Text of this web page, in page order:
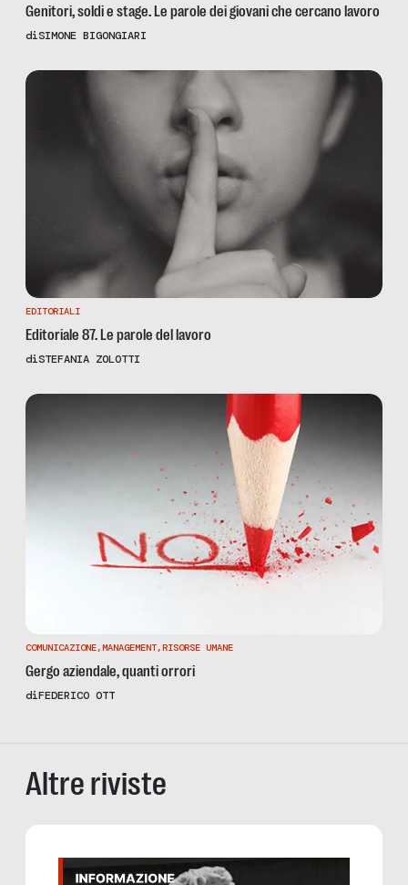
Genitori, soldi e stage. Le parole dei giovani che cercano lavoro
diSIMONE BIGONGIARI
EDITORIALI
Editoriale 87. Le parole del lavoro
diSTEFANIA ZOLOTTI
COMUNICAZIONE,MANAGEMENT,RISORSE UMANE
Gergo aziendale, quanti orrori
diFEDERICO OTT
Altre riviste